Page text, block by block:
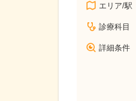
エリア/駅
診療科目
詳細条件